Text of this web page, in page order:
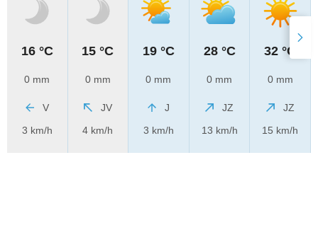
16 °C
0 mm
V
3 km/h
15 °C
0 mm
JV
4 km/h
19 °C
0 mm
J
3 km/h
28 °C
0 mm
JZ
13 km/h
32 °C
0 mm
JZ
15 km/h